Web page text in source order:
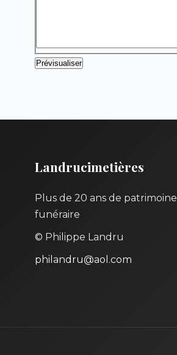
Landrucimetières
Plus de 20 ans de patrimoine
funéraire
© Philippe Landru
philandru@aol.com